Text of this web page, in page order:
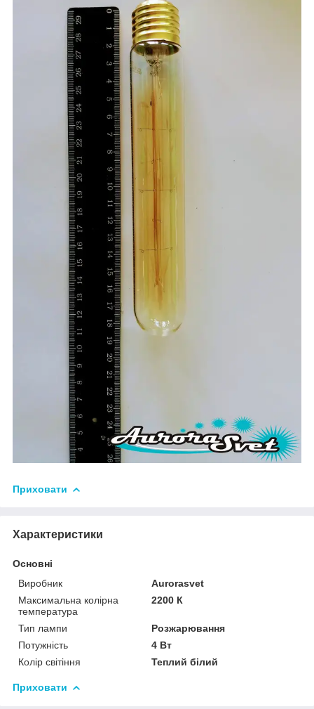
Приховати
Характеристики
Основні
Виробник
Аurorasvet
Максимальна колірна
температура
2200 К
Тип лампи
Розжарювання
Потужність
4 Вт
Колір світіння
Теплий білий
Приховати